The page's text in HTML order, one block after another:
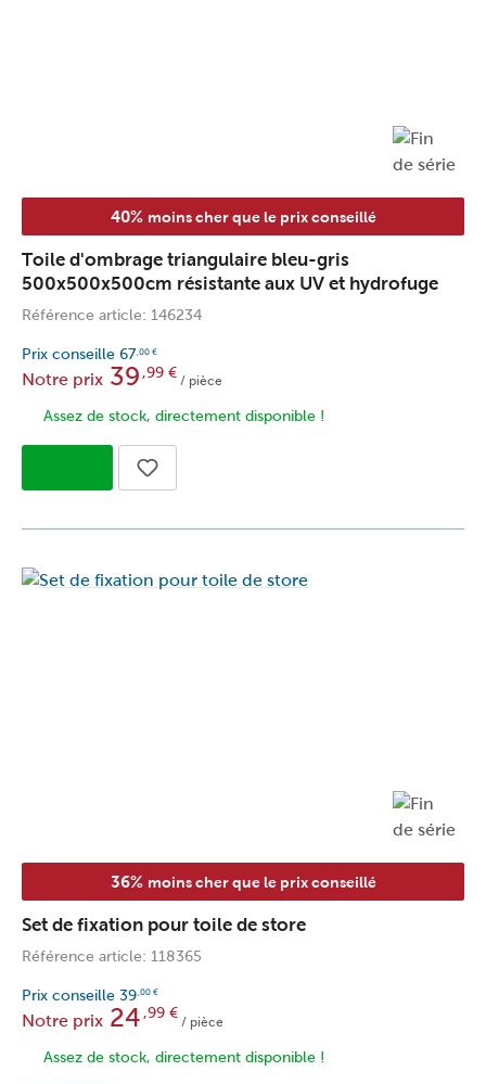
40% moins cher que le prix conseillé
Toile d'ombrage triangulaire bleu-gris
500x500x500cm résistante aux UV et hydrofuge
Référence article: 146234
Prix conseille 67 ,00 €
Notre prix 39 ,99€
/ pièce
Assez de stock, directement disponible !
36% moins cher que le prix conseillé
Set de fixation pour toile de store
Référence article: 118365
Prix conseille 39,00 €
Notre prix 24 ,99€
/ pièce
Assez de stock, directement disponible !